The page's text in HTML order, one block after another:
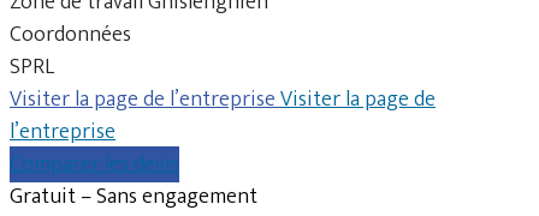
Coordonnées
SPRL
Visiter la page de l’entrepriseVisiter la page de
l’entreprise
Comparer les devis
Gratuit – Sans engagement